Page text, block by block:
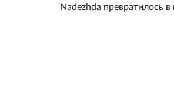
Nadezhda превратилось в